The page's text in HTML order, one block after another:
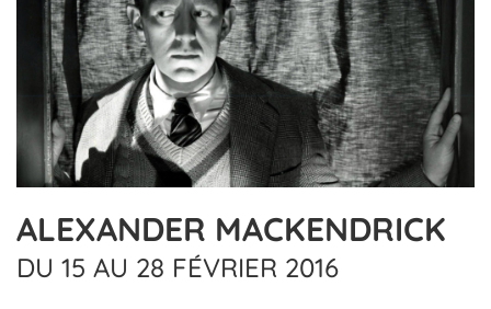
ALEXANDER MACKENDRICK
DU 15 AU 28 FÉVRIER 2016